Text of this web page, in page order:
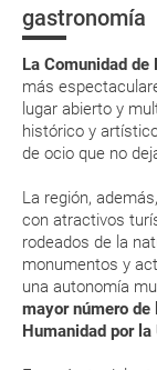
gastronomía
La Comunidad de
más
lugar abierto y
histórico y
de ocio que no
La región,
con atractivos
rodeados de la
monumentos y
una autonomía
mayor número
Humanidad por la
fijes en el
meteorológicas!
Antes de
con todas las
que te
Si tu
Te
expertos,
de la forma
Puedes
horas desde
pero hay
el tren de
Eso sí, deberás estar
a que muchas de
(que deberás
suplemento extra en
En caso de tener
vacacional (Caribe,
de tu reserva
imprimir y llevar
Esta documentación
aérea a la hora de
modificar una
generar una